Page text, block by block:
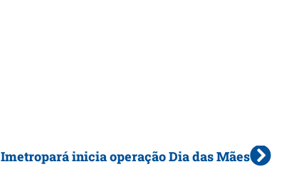
Imetropará inicia operação Dia das Mães